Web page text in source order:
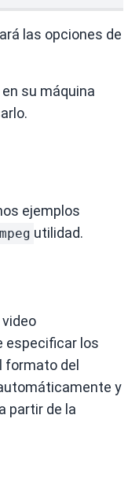
las opciones de
su máquina
ejemplos
utilidad.
especificar los
formato del
y
partir de la